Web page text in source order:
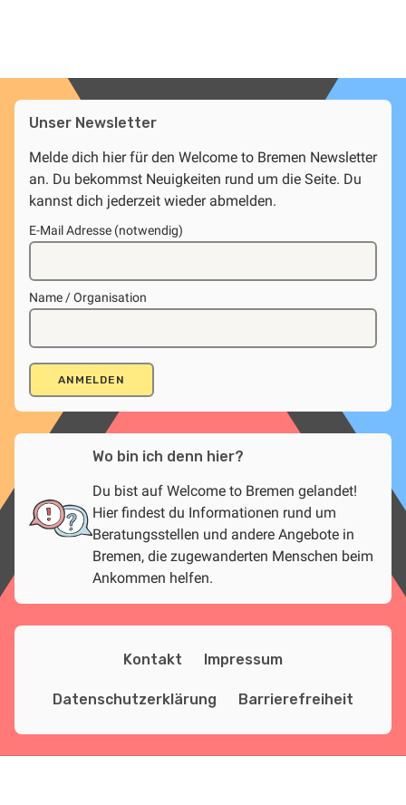
Unser Newsletter
Melde dich hier für den Welcome to Bremen Newsletter
an. Du bekommst Neuigkeiten rund um die Seite. Du
kannst dich jederzeit wieder abmelden.
E-Mail Adresse (notwendig)
Name / Organisation
Wo bin ich denn hier?
Du bist auf Welcome to Bremen gelandet!
Hier findest du Informationen rund um
Beratungsstellen und andere Angebote in
Bremen, die zugewanderten Menschen beim
Ankommen helfen.
Kontakt Impressum
Datenschutzerklärung Barrierefreiheit